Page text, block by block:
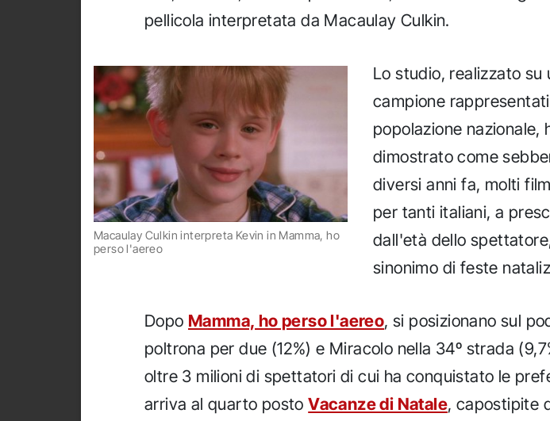
pellicola interpretata da Macaulay Culkin.
Macaulay Culkin interpreta Kevin in Mamma, ho
perso l'aereo
Lo studio, realizzato su
campione
popolazione nazionale,
dimostrato come
diversi anni fa, molti
per tanti italiani, a
dall'età dello
sinonimo di feste
Dopo Mamma, ho perso l'aereo, si posizionano sul
poltrona per due (12%) e Miracolo nella 34º strada
oltre 3 milioni di spettatori di cui ha conquistato le
arriva al quarto postoVacanze di Natale, capostipite